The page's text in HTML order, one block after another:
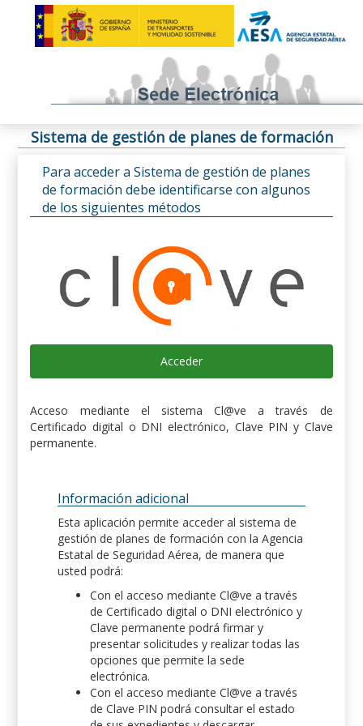
Sistema de gestión de planes de formación
Para acceder a Sistema de gestión de planes
de formación debe identificarse con algunos
de los siguientes métodos
Acceder
Acceso mediante el sistema Cl@ve a través de
Certificado digital o DNI electrónico, Clave PIN y Clave
permanente.
Información adicional
Esta aplicación permite acceder al sistema de
gestión de planes de formación con la Agencia
Estatal de Seguridad Aérea, de manera que
usted podrá:
Con el acceso mediante Cl@ve a través
de Certificado digital o DNI electrónico y
Clave permanente podrá firmar y
presentar solicitudes y realizar todas las
opciones que permite la sede
electrónica.
Con el acceso mediante Cl@ve a través
de Clave PIN podrá consultar el estado